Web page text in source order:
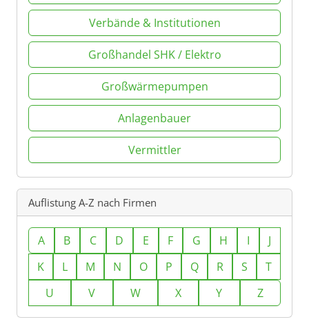
Verbände & Institutionen
Großhandel SHK / Elektro
Großwärmepumpen
Anlagenbauer
Vermittler
Auflistung A-Z nach Firmen
A B C D E F G H I
J
K
L M N O P Q R S
T
U
V W X Y Z